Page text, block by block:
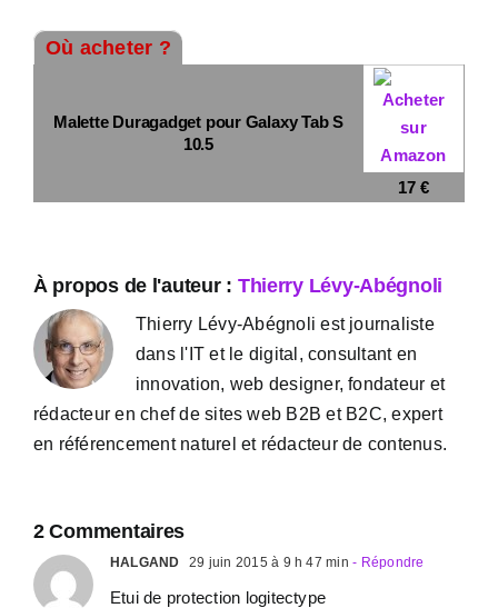
Où acheter ?
Malette Duragadget pour Galaxy Tab S
10.5
17 €
À propos de l'auteur : Thierry Lévy-Abégnoli
Thierry Lévy-Abégnoli est journaliste
dans l'IT et le digital, consultant en
innovation, web designer, fondateur et
rédacteur en chef de sites web B2B et B2C, expert
en référencement naturel et rédacteur de contenus.
2 Commentaires
HALGAND 29 juin 2015 à 9 h 47 min - Répondre
Etui de protection logitectype